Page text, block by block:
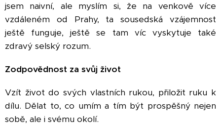
jsem naivní, ale myslím si, že na venkově více
vzdáleném od Prahy, ta sousedská vzájemnost
ještě funguje, ještě se tam víc vyskytuje také
zdravý selský rozum.
Zodpovědnost za svůj život
Vzít život do svých vlastních rukou, přiložit ruku k
dílu. Dělat to, co umím a tím být prospěšný nejen
sobě, ale i svému okolí.